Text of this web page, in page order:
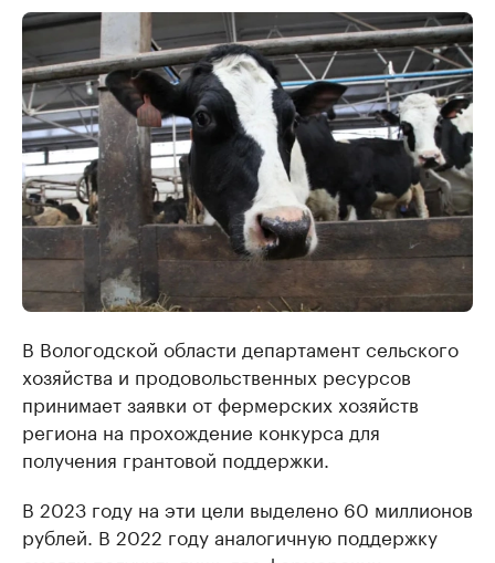
В Вологодской области департамент сельского
хозяйства и продовольственных ресурсов
принимает заявки от фермерских хозяйств
региона на прохождение конкурса для
получения грантовой поддержки.
В 2023 году на эти цели выделено 60 миллионов
рублей. В 2022 году аналогичную поддержку